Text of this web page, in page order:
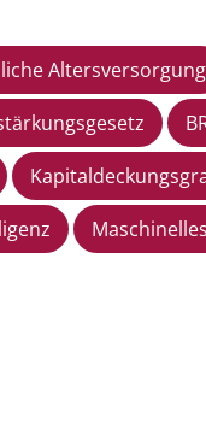
Altersversorgung